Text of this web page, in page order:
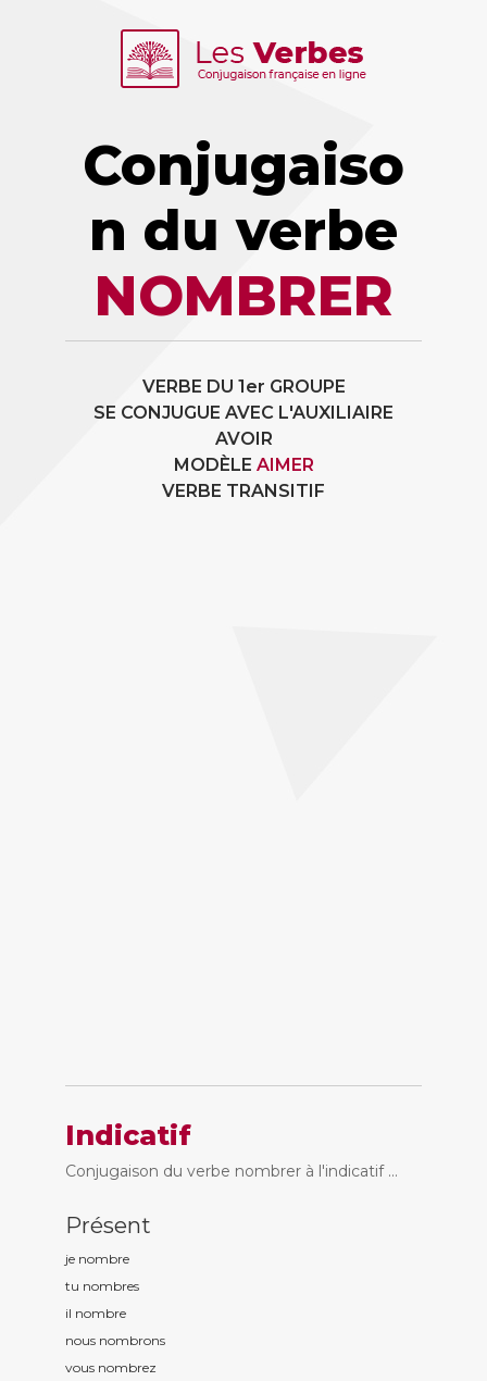
Conjugaiso
n du verbe
NOMBRER
VERBE DU 1er GROUPE
SE CONJUGUE AVEC L'AUXILIAIRE
AVOIR
MODÈLE AIMER
VERBE TRANSITIF
Indicatif
Conjugaison du verbe nombrer à l'indicatif ...
Présent
je nombre
tu nombres
il nombre
nous nombrons
vous nombrez